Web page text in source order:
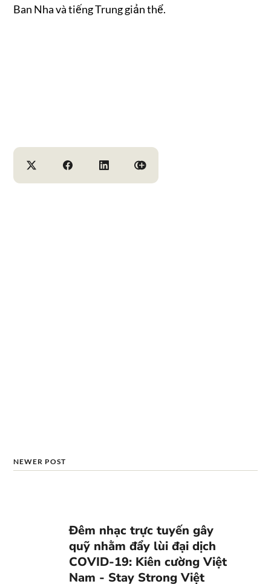
Ban Nha và tiếng Trung giản thể.
NEWER POST
Đêm nhạc trực tuyến gây
quỹ nhằm đẩy lùi đại dịch
COVID-19: Kiên cường Việt
Nam - Stay Strong Việt